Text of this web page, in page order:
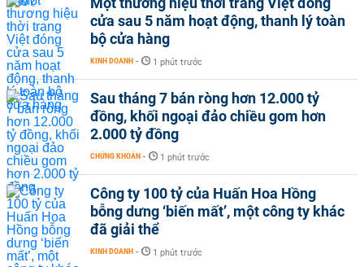
cửa sau 5 năm hoạt động, thanh lý toàn
bộ cửa hàng
KINH DOANH - 1 phút trước
Sau tháng 7 bán ròng hơn 12.000 tỷ
đồng, khối ngoại đảo chiều gom hơn
2.000 tỷ đồng
CHỨNG KHOÁN - 1 phút trước
Công ty 100 tỷ của Huấn Hoa Hồng
bỗng dưng ‘biến mất’, một công ty khác
đã giải thể
KINH DOANH - 1 phút trước